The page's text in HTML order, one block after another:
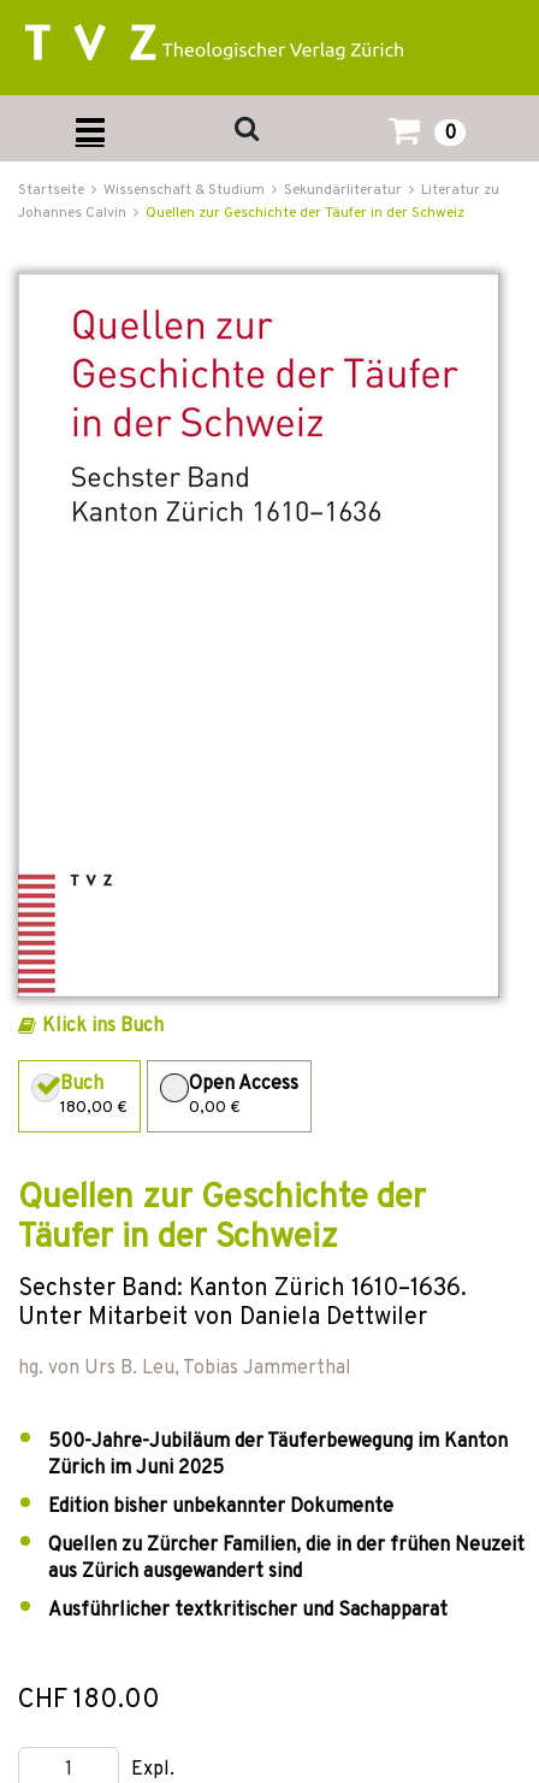
0
Startseite Wissenschaft & Studium Sekundärliteratur
Literatur zu
Johannes Calvin
Quellen zur Geschichte der Täufer in der Schweiz
Klick ins Buch
Buch
180,00 €
Open Access
0,00 €
Quellen zur Geschichte der
Täufer in der Schweiz
Sechster Band: Kanton Zürich 1610–1636.
Unter Mitarbeit von Daniela Dettwiler
hg. von Urs B. Leu, Tobias Jammerthal
500-Jahre-Jubiläum der Täuferbewegung im Kanton
Zürich im Juni 2025
Edition bisher unbekannter Dokumente
Quellen zu Zürcher Familien, die in der frühen Neuzeit
aus Zürich ausgewandert sind
Ausführlicher textkritischer und Sachapparat
CHF 180.00
Expl.